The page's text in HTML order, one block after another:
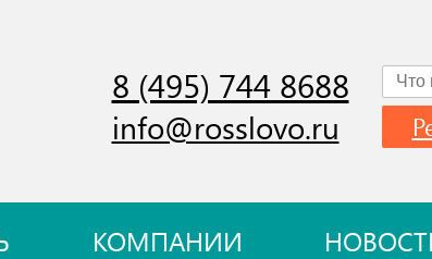
8 (495) 744 8688
info@rosslovo.ru
КОМПАНИИ